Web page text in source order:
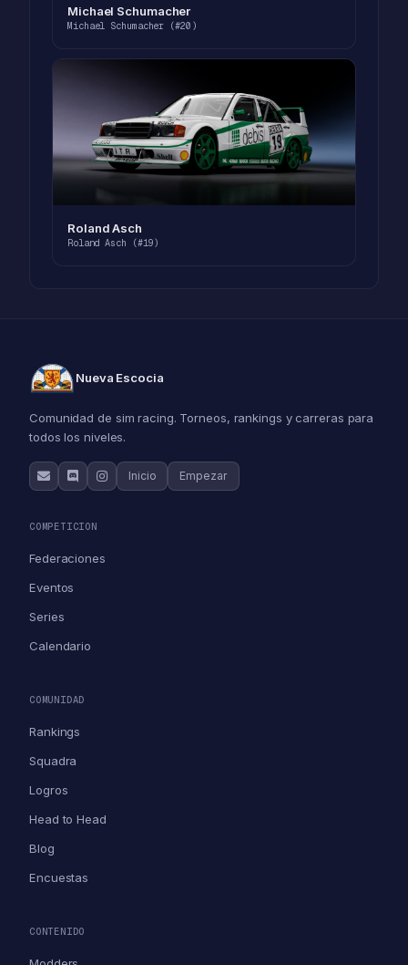
Michael Schumacher
Michael Schumacher (#20)
Roland Asch
Roland Asch (#19)
Nueva Escocia
Comunidad de sim racing. Torneos, rankings y carreras para
todos los niveles.
Inicio Empezar
COMPETICION
Federaciones
Eventos
Series
Calendario
COMUNIDAD
Rankings
Squadra
Logros
Head to Head
Blog
Encuestas
CONTENIDO